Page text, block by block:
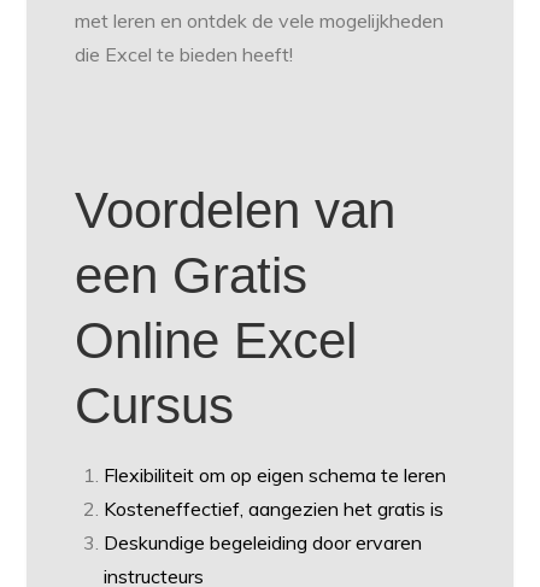
met leren en ontdek de vele mogelijkheden
die Excel te bieden heeft!
Voordelen van
een Gratis
Online Excel
Cursus
Flexibiliteit om op eigen schema te leren
Kosteneffectief, aangezien het gratis is
Deskundige begeleiding door ervaren
instructeurs